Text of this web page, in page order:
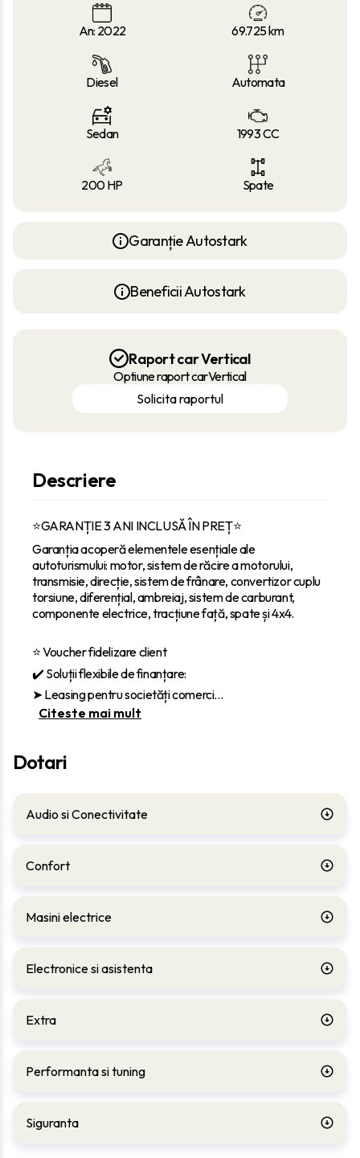
An: 2022 69.725km
Diesel Automata
Sedan 1993 CC
200 HP Spate
Garanție Autostark
Beneficii Autostark
Raport car Vertical
Optiune raport carVertical
Solicita raportul
Descriere
⭐GARANȚIE 3 ANI INCLUSĂ ÎN PREȚ⭐
Garanția acoperă elementele esențiale ale
autoturismului: motor, sistem de răcire a motorului,
transmisie, direcție, sistem de frânare, convertizor cuplu
torsiune, diferențial, ambreiaj, sistem de carburant,
componente electrice, tracțiune față, spate și 4x4.
⭐ Voucher fidelizare client
✔️ Soluții flexibile de finanțare:
‎➤ Leasing pentru societăți comerci...
Citeste mai mult
Dotari
Audio si Conectivitate
Confort
Masini electrice
Electronice si asistenta
Extra
Performanta si tuning
Siguranta